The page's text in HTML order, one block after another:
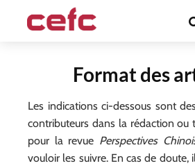
Format des
Les indications ci-dessous sont
contributeurs dans la rédaction ou
pour la revue Perspectives
vouloir les suivre. En cas de doute,